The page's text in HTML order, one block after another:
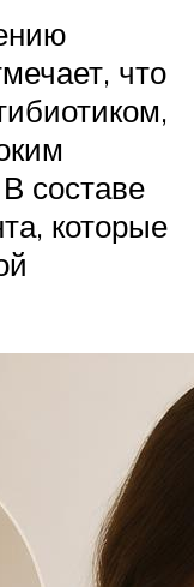
что
составе
которые